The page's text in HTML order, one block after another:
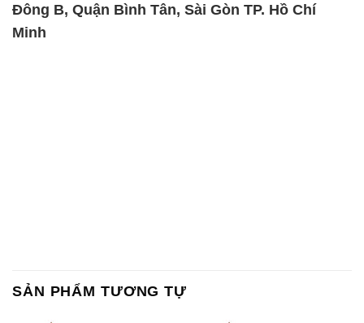
Đông B, Quận Bình Tân, Sài Gòn TP. Hồ Chí
Minh
SẢN PHẨM TƯƠNG TỰ